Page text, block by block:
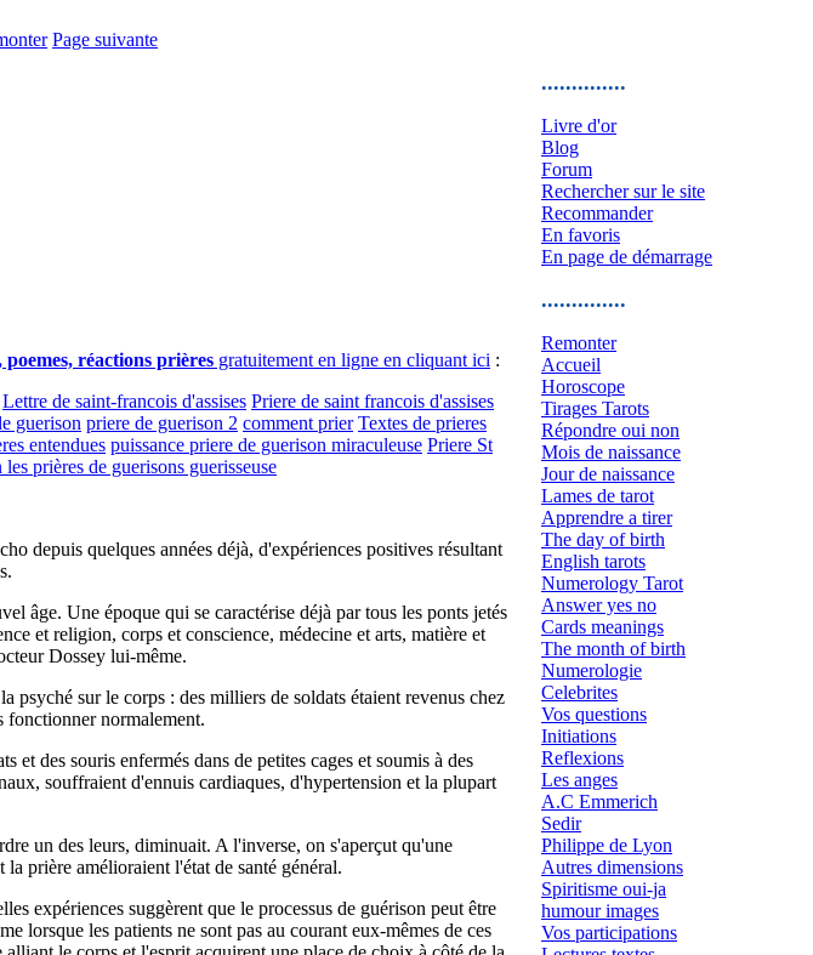
Page suivante
poemes, réactions prières gratuitement en ligne en cliquant ici :
Lettre de saint-francois d'assises Priere de saint francois d'assises
guerison priere de guerison 2 comment prier Textes de prieres
entendues puissance priere de guerison miraculeuse Priere St
prières de guerisons guerisseuse
depuis quelques années déjà, d'expériences positives résultant
âge. Une époque qui se caractérise déjà par tous les ponts jetés
et religion, corps et conscience, médecine et arts, matière et
Dossey lui-même.
psyché sur le corps : des milliers de soldats étaient revenus chez
fonctionner normalement.
et des souris enfermés dans de petites cages et soumis à des
souffraient d'ennuis cardiaques, d'hypertension et la plupart
un des leurs, diminuait. A l'inverse, on s'aperçut qu'une
prière amélioraient l'état de santé général.
expériences suggèrent que le processus de guérison peut être
lorsque les patients ne sont pas au courant eux-mêmes de ces
..............
Livre d'or
Blog
Forum
Rechercher sur le site
Recommander
En favoris
En page de démarrage
..............
Remonter
Accueil
Horoscope
Tirages Tarots
Répondre oui non
Mois de naissance
Jour de naissance
Lames de tarot
Apprendre a tirer
The day of birth
English tarots
Numerology Tarot
Answer yes no
Cards meanings
The month of birth
Numerologie
Celebrites
Vos questions
Initiations
Reflexions
Les anges
A.C Emmerich
Sedir
Philippe de Lyon
Autres dimensions
Spiritisme oui-ja
humour images
Vos participations